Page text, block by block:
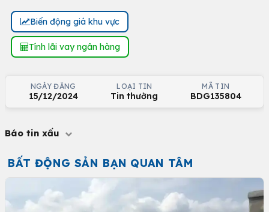
Biến động giá khu vực
Tính lãi vay ngân hàng
NGÀY ĐĂNG
15/12/2024
LOẠI TIN
Tin thường
MÃ TIN
BDG135804
Báo tin xấu
BẤT ĐỘNG SẢN BẠN QUAN TÂM